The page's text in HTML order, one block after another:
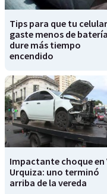
Tips para que tu celular
gaste menos de
dure más tiempo
encendido
Impactante choque en
Urquiza: uno terminó
arriba de la vereda